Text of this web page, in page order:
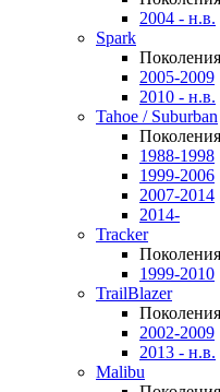
2004 - н.в.
Spark
2005-2009
2010 - н.в.
Tahoe / Suburban
1988-1998
1999-2006
2007-2014
2014-
Tracker
1999-2010
TrailBlazer
2002-2009
2013 - н.в.
Malibu